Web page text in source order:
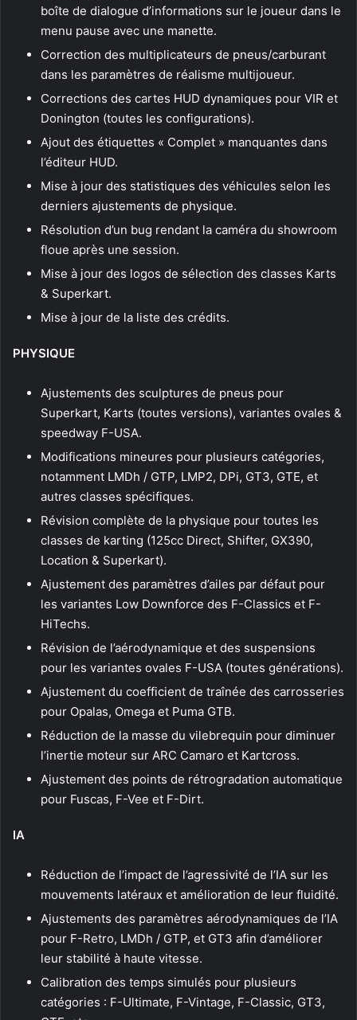
boîte de dialogue d’informations sur le joueur dans le
menu pause avec une manette.
Correction des multiplicateurs de pneus/carburant
dans les paramètres de réalisme multijoueur.
Corrections des cartes HUD dynamiques pour VIR et
Donington (toutes les configurations).
Ajout des étiquettes « Complet » manquantes dans
l’éditeur HUD.
Mise à jour des statistiques des véhicules selon les
derniers ajustements de physique.
Résolution d’un bug rendant la caméra du showroom
floue après une session.
Mise à jour des logos de sélection des classes Karts
& Superkart.
Mise à jour de la liste des crédits.
PHYSIQUE
Ajustements des sculptures de pneus pour
Superkart, Karts (toutes versions), variantes ovales &
speedway F-USA.
Modifications mineures pour plusieurs catégories,
notamment LMDh / GTP, LMP2, DPi, GT3, GTE, et
autres classes spécifiques.
Révision complète de la physique pour toutes les
classes de karting (125cc Direct, Shifter, GX390,
Location & Superkart).
Ajustement des paramètres d’ailes par défaut pour
les variantes Low Downforce des F-Classics et F-
HiTechs.
Révision de l’aérodynamique et des suspensions
pour les variantes ovales F-USA (toutes générations).
Ajustement du coefficient de traînée des carrosseries
pour Opalas, Omega et Puma GTB.
Réduction de la masse du vilebrequin pour diminuer
l’inertie moteur sur ARC Camaro et Kartcross.
Ajustement des points de rétrogradation automatique
pour Fuscas, F-Vee et F-Dirt.
IA
Réduction de l’impact de l’agressivité de l’IA sur les
mouvements latéraux et amélioration de leur fluidité.
Ajustements des paramètres aérodynamiques de l’IA
pour F-Retro, LMDh / GTP, et GT3 afin d’améliorer
leur stabilité à haute vitesse.
Calibration des temps simulés pour plusieurs
catégories : F-Ultimate, F-Vintage, F-Classic, GT3,